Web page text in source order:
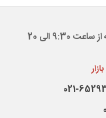
الی 20
021-